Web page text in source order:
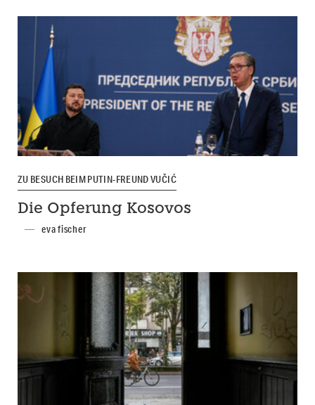
ZU BESUCH BEIM PUTIN-FREUND VUČIĆ
Die Opferung Kosovos
eva fischer